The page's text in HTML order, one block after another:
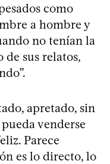
como
a hombre y
no tenían la
de sus relatos,
apretado, sin
venderse
Parece
es lo directo, lo